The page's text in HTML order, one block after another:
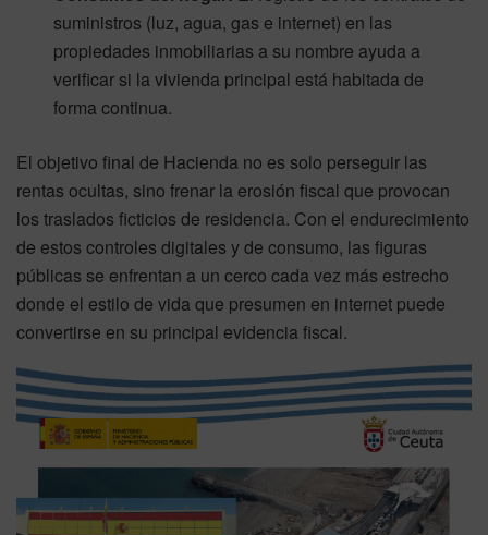
suministros (luz, agua, gas e internet) en las
propiedades inmobiliarias a su nombre ayuda a
verificar si la vivienda principal está habitada de
forma continua.
El objetivo final de Hacienda no es solo perseguir las
rentas ocultas, sino frenar la erosión fiscal que provocan
los traslados ficticios de residencia. Con el endurecimiento
de estos controles digitales y de consumo, las figuras
públicas se enfrentan a un cerco cada vez más estrecho
donde el estilo de vida que presumen en internet puede
convertirse en su principal evidencia fiscal.